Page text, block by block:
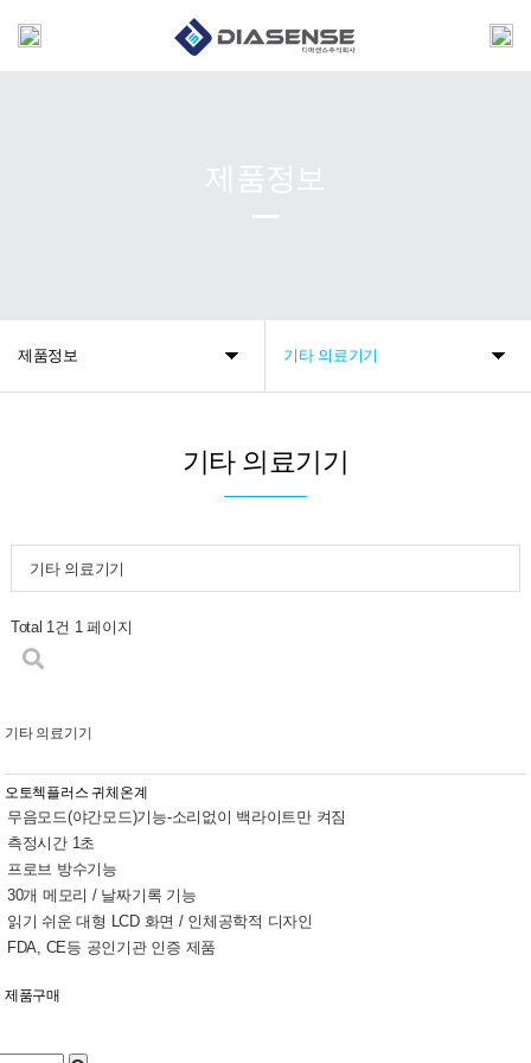
제품정보 기타 의료기기
기타 의료기기
기타 의료기기
Total 1건 1 페이지
기타 의료기기
오토첵플러스 귀체온계
무음모드(야간모드)기능-소리없이 백라이트만 켜짐
측정시간 1초
프로브 방수기능
30개 메모리 / 날짜기록 기능
읽기 쉬운 대형 LCD 화면 / 인체공학적 디자인
FDA, CE등 공인기관 인증 제품
제품구매